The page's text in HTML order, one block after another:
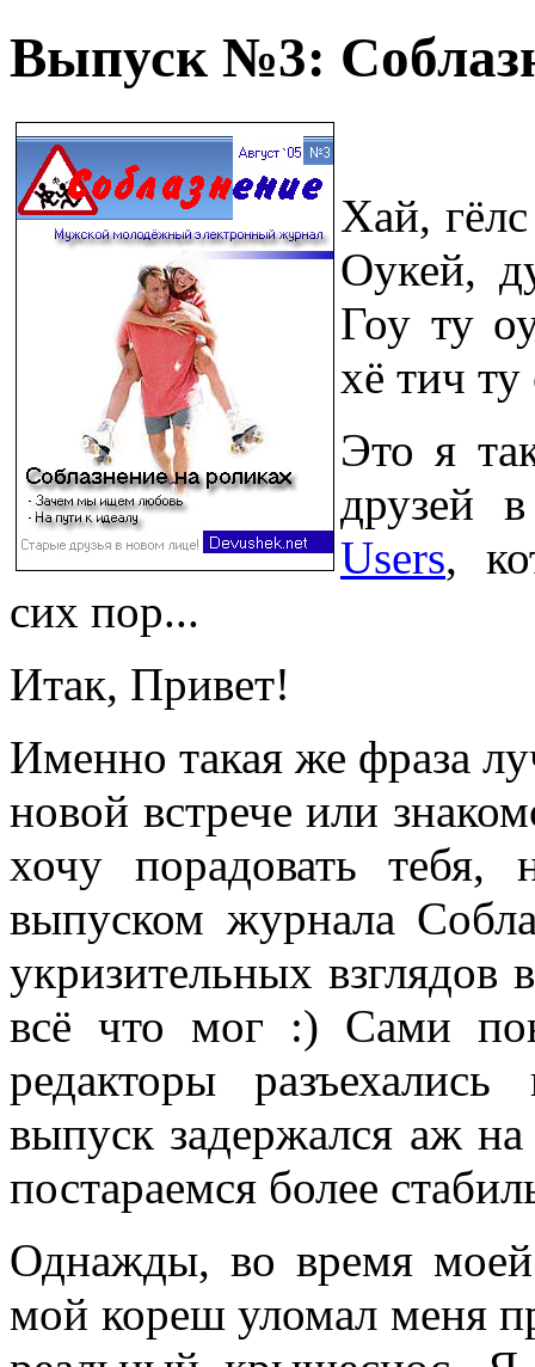
Выпуск №3:
Хай,
Оукей,
Гоу ту
хё тич
Это я
друзей
Users,
сих пор...
Итак, Привет!
Именно такая же фраза
новой встрече или
хочу порадовать
выпуском журнала
укризительных
всё что мог :) Сами
редакторы
выпуск задержался аж
постараемся более
Однажды, во время
мой кореш уломал меня